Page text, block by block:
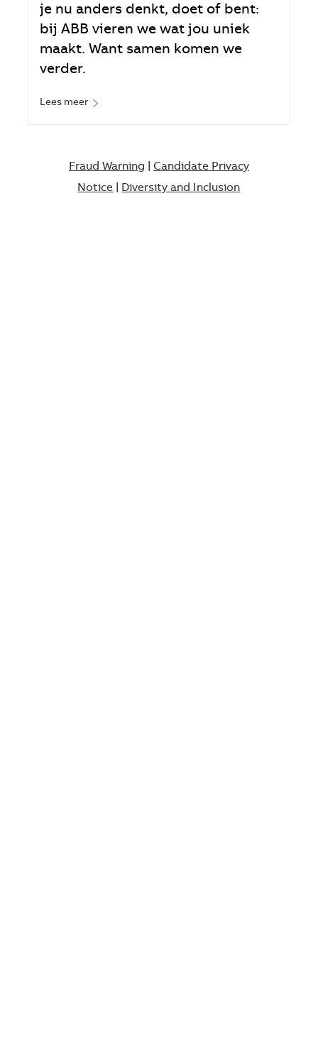
je nu anders denkt, doet of bent:
bij ABB vieren we wat jou uniek
maakt. Want samen komen we
verder.
Lees meer
Fraud Warning
Candidate Privacy
Notice
Diversity and Inclusion​​​​​​​